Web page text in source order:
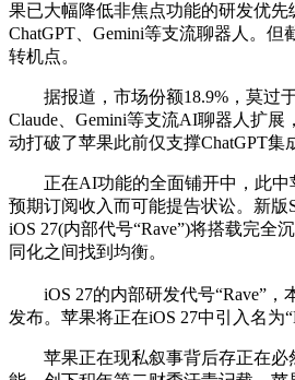
果已大幅降低非焦点功能的研发优先
ChatGPT、Gemini等支流聊器人。
转机点。
据报道，市场份额18.9%，莫过于
Claude、Gemini等支流AI聊器人扩
动打破了苹果此前仅支撑ChatGPT集
正在AI功能的全面铺开中，此中苹
预期订阅收入而可能提告状讼。新
iOS 27(内部代号“Rave”)将搭载完
同化之间找到均衡。
iOS 27的内部研发代号“Rave”，
发布。苹果将正在iOS 27中引入名为
苹果正在现私叙事背后存正在必然